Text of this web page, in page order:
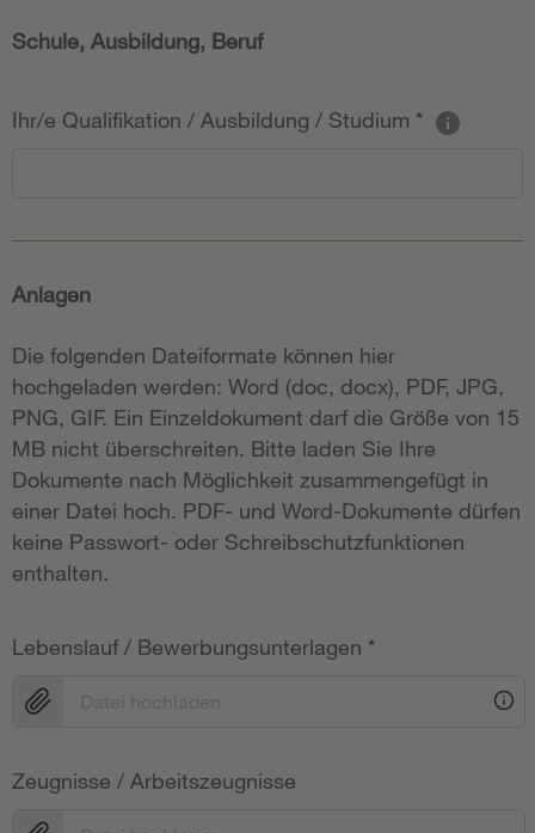
Schule, Ausbildung, Beruf
Ihr/e Qualifikation / Ausbildung / Studium *
Anlagen
Die folgenden Dateiformate können hier
hochgeladen werden: Word (doc, docx), PDF, JPG,
PNG, GIF. Ein Einzeldokument darf die Größe von 15
MB nicht überschreiten. Bitte laden Sie Ihre
Dokumente nach Möglichkeit zusammengefügt in
einer Datei hoch. PDF- und Word-Dokumente dürfen
keine Passwort- oder Schreibschutzfunktionen
enthalten.
Lebenslauf / Bewerbungsunterlagen *
Zeugnisse / Arbeitszeugnisse